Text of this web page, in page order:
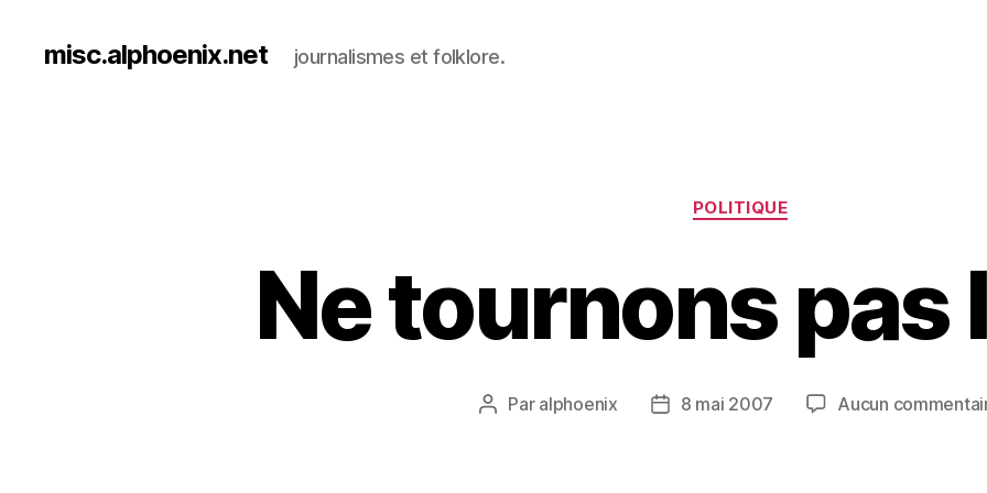
misc.alphoenix.net journalismes et folklore.
Catégories
POLITIQUE
Ne tournons pas
Auteur
Par alphoenix
Date8 mai 2007 Aucun